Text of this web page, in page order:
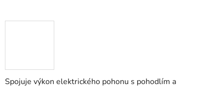
Spojuje výkon elektrického pohonu s pohodlím a